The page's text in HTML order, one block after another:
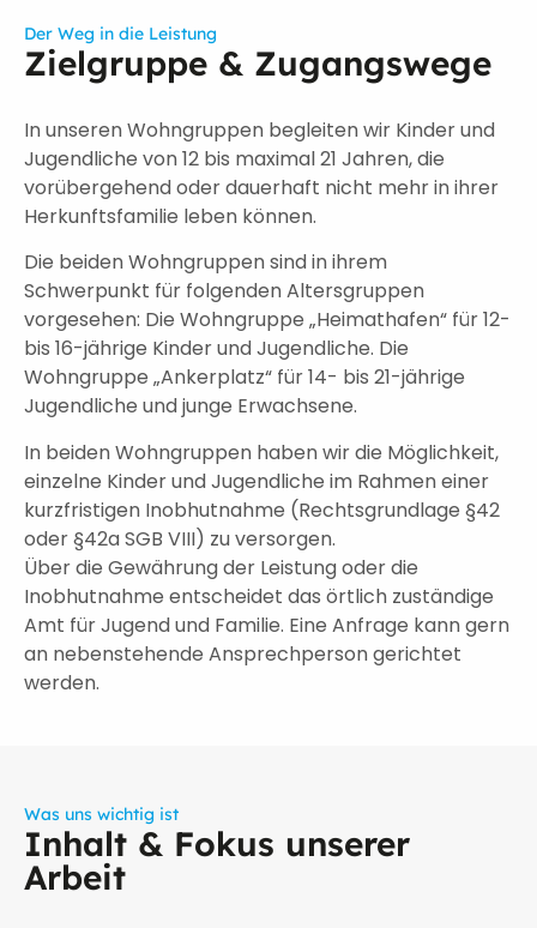
Der Weg in die Leistung
Zielgruppe & Zugangswege
In unseren Wohngruppen begleiten wir Kinder und
Jugendliche von 12 bis maximal 21 Jahren, die
vorübergehend oder dauerhaft nicht mehr in ihrer
Herkunftsfamilie leben können.
Die beiden Wohngruppen sind in ihrem
Schwerpunkt für folgenden Altersgruppen
vorgesehen: Die Wohngruppe „Heimathafen“ für 12-
bis 16-jährige Kinder und Jugendliche. Die
Wohngruppe „Ankerplatz“ für 14- bis 21-jährige
Jugendliche und junge Erwachsene.
In beiden Wohngruppen haben wir die Möglichkeit,
einzelne Kinder und Jugendliche im Rahmen einer
kurzfristigen Inobhutnahme (Rechtsgrundlage §42
oder §42a SGB VIII) zu versorgen.
Über die Gewährung der Leistung oder die
Inobhutnahme entscheidet das örtlich zuständige
Amt für Jugend und Familie. Eine Anfrage kann gern
an nebenstehende Ansprechperson gerichtet
werden.
Was uns wichtig ist
Inhalt & Fokus unserer
Arbeit